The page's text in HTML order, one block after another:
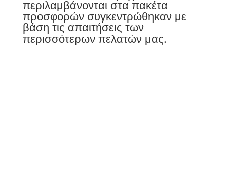
περιλαμβάνονται στα πακέτα
προσφορών συγκεντρώθηκαν με
βάση τις απαιτήσεις των
περισσότερων πελατών μας.